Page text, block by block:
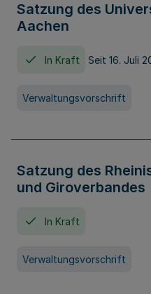
Satzung des
Aachen
In Kraft Seit 16. Juli
Verwaltungsvorschrift
Satzung des
und Giroverbandes
In Kraft
Verwaltungsvorschrift